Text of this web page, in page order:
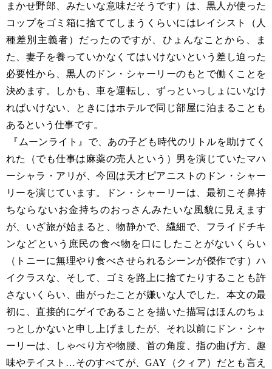
まかせ野郎、みたいな意味だそうです）は、黒人が使った
コップをゴミ箱に捨ててしまうくらいにはレイシスト（人
種差別主義者）だったのですが、ひょんなことから、ま
た、妻子を養っていかなくてはいけないという差し迫った
必要性から、黒人のドン・シャーリーのもとで働くことを
決めます。しかも、車を運転し、ずっといっしょにいなけ
ればいけない、ときにはホテルで同じ部屋に泊まることも
あるという仕事です。
『ムーンライト』で、あの子ども時代のリトルを助けてく
れた（でも仕事は麻薬の売人という）男を演じていたマハ
ーシャラ・アリが、今回は天才ピアニストのドン・シャー
リーを演じています。ドン・シャーリーは、最初こそ鼻持
ちならないお金持ちのおっさんみたいな風貌に見えます
が、いざ旅が始まると、物静かで、繊細で、フライドチキ
ンなどという庶民の食べ物を口にしたことがないくらい
（トニーに無理やり食べさせられるシーンが傑作です）ハ
イクラスな、そして、ゴミを路上に捨てたりすることも許
さないくらい、曲がったことが嫌いな人でした。本文の最
初に、直接的にゲイであることを描いた描写はほんのちょ
っとしかないと申し上げましたが、それ以前にドン・シャ
ーリーは、しゃべり方や物腰、首の角度、指の曲げ方、趣
味やテイスト…そのすべてが、GAY（クィア）だとも言え